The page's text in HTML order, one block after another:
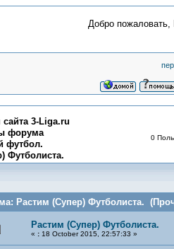
Добро пожаловать,
3-Liga.ru
форума
футбол.
Футболиста.
0
Растим (Супер) Футболиста.
Растим (Супер) Футболиста.
« :18 October 2015, 22:57:33 »